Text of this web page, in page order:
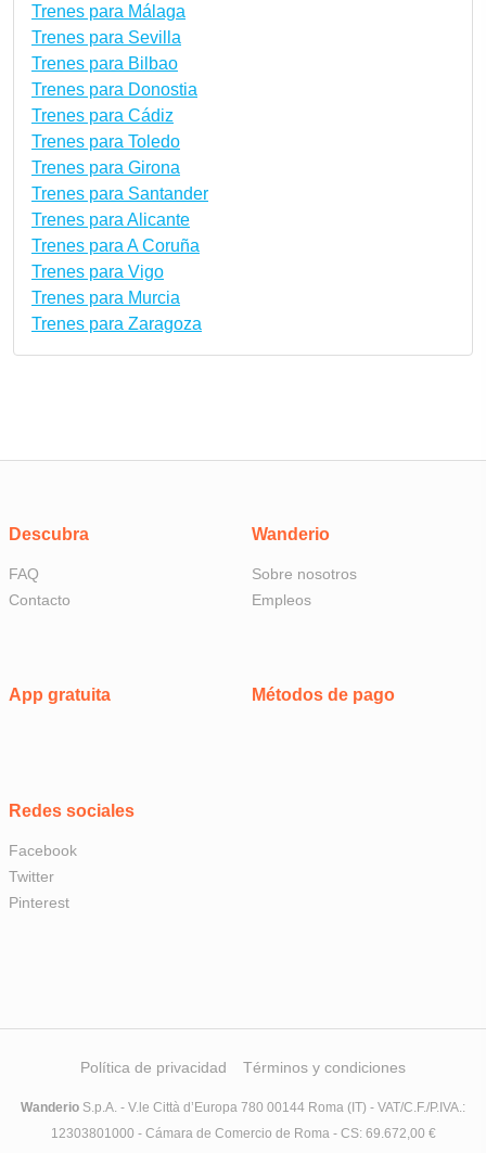
Trenes para Málaga
Trenes para Sevilla
Trenes para Bilbao
Trenes para Donostia
Trenes para Cádiz
Trenes para Toledo
Trenes para Girona
Trenes para Santander
Trenes para Alicante
Trenes para A Coruña
Trenes para Vigo
Trenes para Murcia
Trenes para Zaragoza
Descubra
FAQ
Contacto
Wanderio
Sobre nosotros
Empleos
App gratuita
Redes sociales
Facebook
Twitter
Pinterest
Métodos de pago
Política de privacidad Términos y condiciones
Wanderio S.p.A. - V.le Città d’Europa 780 00144 Roma (IT) - VAT/C.F./P.IVA.:
12303801000 - Cámara de Comercio de Roma - CS: 69.672,00 €